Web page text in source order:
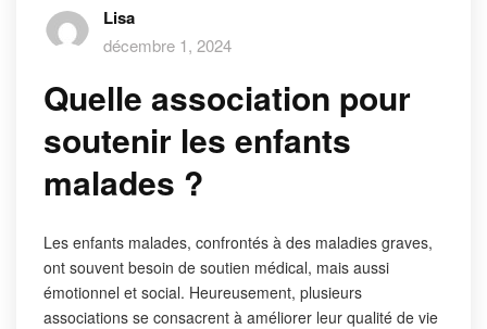
Lisa
décembre 1, 2024
Quelle association pour
soutenir les enfants
malades ?
Les enfants malades, confrontés à des maladies graves,
ont souvent besoin de soutien médical, mais aussi
émotionnel et social. Heureusement, plusieurs
associations se consacrent à améliorer leur qualité de vie